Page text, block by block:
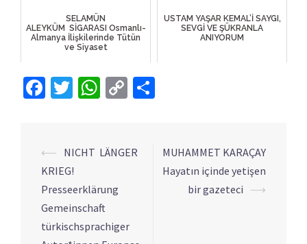
SELAMÜN
ALEYKÜM SİGARASI Osmanlı-
Almanya İlişkilerinde Tütün
ve Siyaset
USTAM YAŞAR KEMAL’İ SAYGI,
SEVGİ VE ŞÜKRANLA
ANIYORUM
Facebook
Twitter
WhatsApp
Copy
Yazı
dolaşımı
⟵ NICHT LÄNGER
KRIEG!
Presseerklärung
Gemeinschaft
türkischsprachiger
MUHAMMET KARAÇAY
Hayatın içinde yetişen
bir gazeteci ⟶